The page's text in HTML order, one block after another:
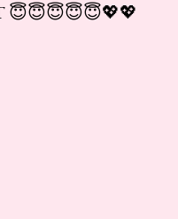
😇😇😇😇😇💖💖